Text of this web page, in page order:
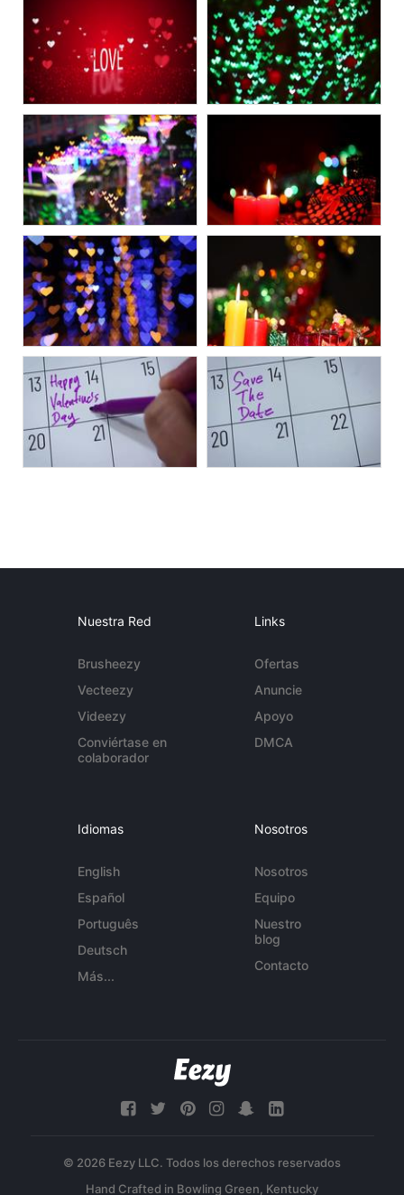
Nuestra Red
Brusheezy
Vecteezy
Videezy
Conviértase en
colaborador
Links
Ofertas
Anuncie
Apoyo
DMCA
Idiomas
English
Español
Português
Deutsch
Más...
Nosotros
Nosotros
Equipo
Nuestro
blog
Contacto
© 2026 Eezy LLC. Todos los derechos reservados